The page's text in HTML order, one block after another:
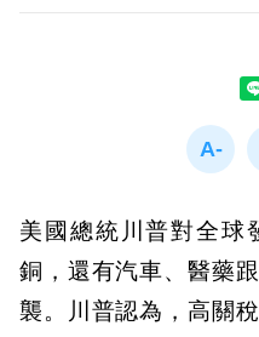
美國總統川普對全球
銅，還有汽車、醫藥
襲。川普認為，高關